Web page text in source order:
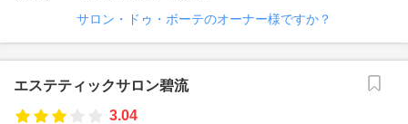
サロン・ドゥ・ボーテのオーナー様ですか？
エステティックサロン碧流
3.04